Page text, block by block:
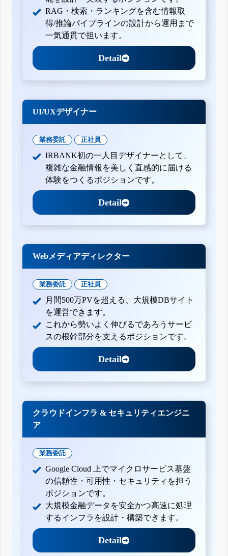
RAG・検索・ランキングを含む情報取
得/推論パイプラインの設計から運用まで
一気通貫で担います。
Detail
UI/UXデザイナー
業務委託 正社員
IRBANK初の一人目デザイナーとして、
複雑な金融情報を美しく直感的に届ける
体験をつくるポジションです。
Detail
Webメディアディレクター
業務委託 正社員
月間500万PVを超える、大規模DBサイト
を運営できます。
これから勢いよく伸びるであろうサービ
スの根幹部分を支えるポジションです。
Detail
クラウドインフラ & セキュリティエンジニ
ア
業務委託
Google Cloud 上でマイクロサービス基盤
の信頼性・可用性・セキュリティを担う
ポジションです。
大規模金融データを安全かつ高速に処理
するインフラを設計・構築できます。
Detail